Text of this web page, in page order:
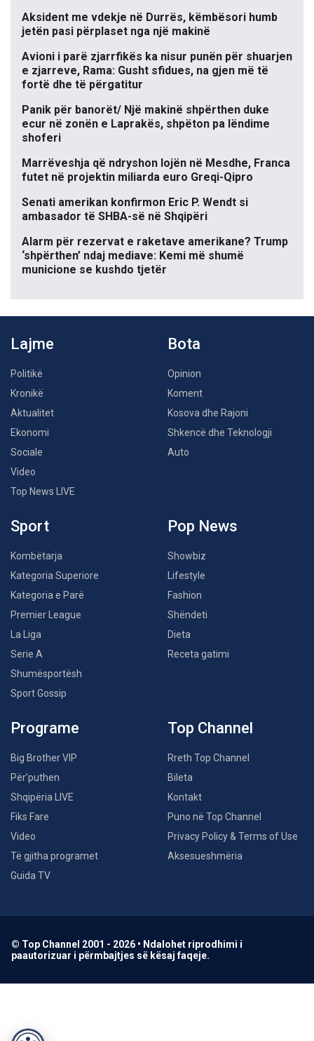
Aksident me vdekje në Durrës, këmbësori humb
jetën pasi përplaset nga një makinë
Avioni i parë zjarrfikës ka nisur punën për shuarjen
e zjarreve, Rama: Gusht sfidues, na gjen më të
fortë dhe të përgatitur
Panik për banorët/ Një makinë shpërthen duke
ecur në zonën e Laprakës, shpëton pa lëndime
shoferi
Marrëveshja që ndryshon lojën në Mesdhe, Franca
futet në projektin miliarda euro Greqi-Qipro
Senati amerikan konfirmon Eric P. Wendt si
ambasador të SHBA-së në Shqipëri
Alarm për rezervat e raketave amerikane? Trump
‘shpërthen’ ndaj mediave: Kemi më shumë
municione se kushdo tjetër
Lajme
Politikë
Kronikë
Aktualitet
Ekonomi
Sociale
Video
Top News LIVE
Bota
Opinion
Koment
Kosova dhe Rajoni
Shkencë dhe Teknologji
Auto
Sport
Kombëtarja
Kategoria Superiore
Kategoria e Parë
Premier League
La Liga
Serie A
Shumësportësh
Sport Gossip
Pop News
Showbiz
Lifestyle
Fashion
Shëndeti
Dieta
Receta gatimi
Programe
Big Brother VIP
Për’puthen
Shqipëria LIVE
Fiks Fare
Video
Të gjitha programet
Guida TV
Top Channel
Rreth Top Channel
Bileta
Kontakt
Puno në Top Channel
Privacy Policy & Terms of Use
Aksesueshmëria
© Top Channel 2001 - 2026 • Ndalohet riprodhimi i
paautorizuar i përmbajtjes së kësaj faqeje.